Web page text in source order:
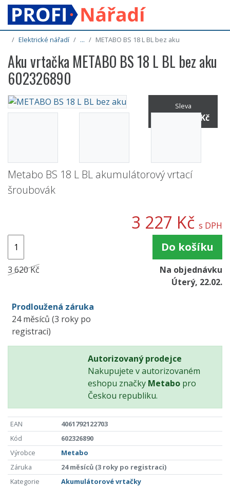
Elektrické nářadí ... METABO BS 18 L BL bez aku
Aku vrtačka METABO BS 18 L BL bez aku
602326890
Sleva
10% / -393 Kč
Metabo BS 18 L BL akumulátorový vrtací
šroubovák
3 227 Kč s DPH
Do košíku
3 620 Kč
Na objednávku
Úterý, 22.02.
Prodloužená záruka
24 měsíců (3 roky po
registraci)
Autorizovaný prodejce
Nakupujete v autorizovaném
eshopu značky Metabo pro
Českou republiku.
EAN
4061792122703
Kód
602326890
Výrobce
Metabo
Záruka
24 měsíců (3 roky po registraci)
Kategorie
Akumulátorové vrtačky